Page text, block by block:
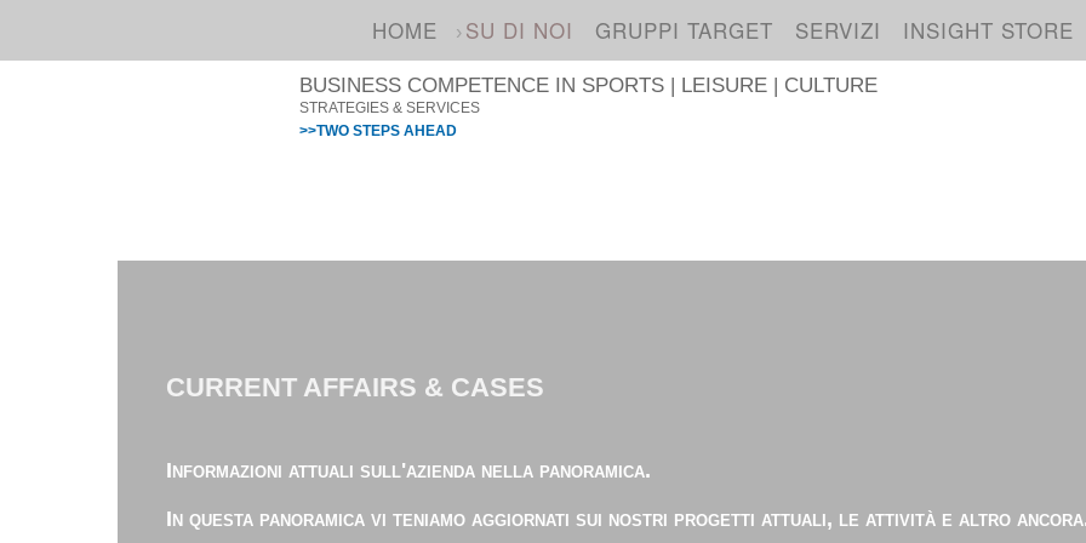
HOME SU DI NOI GRUPPI TARGET SERVIZI INSIGHT STORE
BUSINESS COMPETENCE IN SPORTS | LEISURE | CULTURE
STRATEGIES & SERVICES
>>TWO STEPS AHEAD
CURRENT AFFAIRS & CASES
Informazioni attuali sull'azienda nella panoramica.
In questa panoramica vi teniamo aggiornati sui nostri progetti attuali, le attività e altro